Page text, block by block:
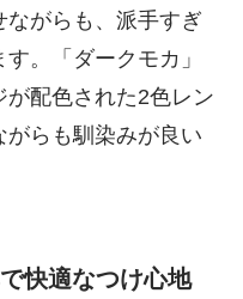
がらも、派手すぎ
。「ダークモカ」
配色された2色レン
がらも馴染みが良い
快適なつけ心地